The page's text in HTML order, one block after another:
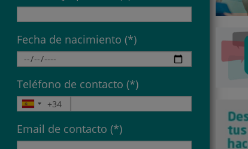
Fecha de nacimiento (*)
Teléfono de contacto (*)
Email de contacto (*)